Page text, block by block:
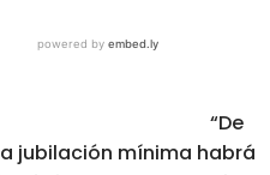
“De
jubilación mínima habrá